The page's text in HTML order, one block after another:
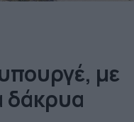
με
δάκρυα